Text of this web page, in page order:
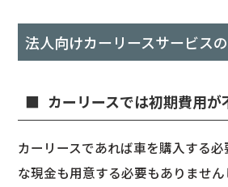
法人向けカーリースサービス
カーリースでは初期費用が
カーリースであれば車を購入する
な現金も用意する必要もありませ